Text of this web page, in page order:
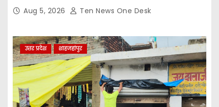
Aug 5, 2026 Ten News One Desk
उत्तर प्रदेश शाहजहांपुर